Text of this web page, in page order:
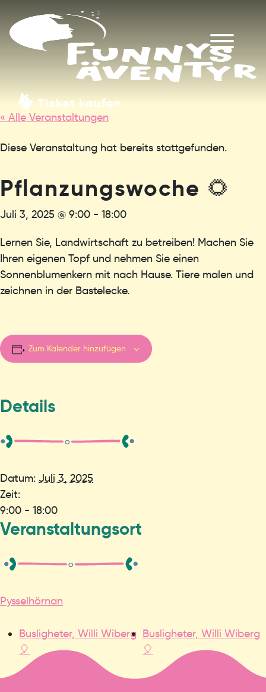
Ticket kaufen
« Alle Veranstaltungen
Diese Veranstaltung hat bereits stattgefunden.
Pflanzungswoche 🌻
Juli 3, 2025 @ 9:00 - 18:00
Lernen Sie, Landwirtschaft zu betreiben! Machen Sie
Ihren eigenen Topf und nehmen Sie einen
Sonnenblumenkern mit nach Hause. Tiere malen und
zeichnen in der Bastelecke.
Zum Kalender hinzufügen
Details
Datum: Juli 3, 2025
Zeit:
9:00 - 18:00
Veranstaltungsort
Pysselhörnan
Busligheter, Willi Wiberg
🎈
Busligheter, Willi Wiberg
🎈